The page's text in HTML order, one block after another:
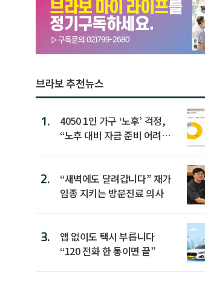
브라보 추천뉴스
1.
4050 1인 가구 ‘노후’ 걱정,
“노후 대비 자금 준비 어려
2.
“새벽에도 달려갑니다” 재가
임종 지키는 방문진료 의사
3.
앱 없이도 택시 부릅니다
“120 전화 한 통이면 끝”